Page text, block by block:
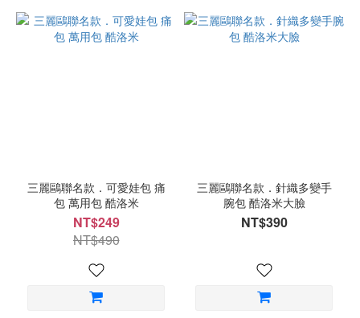
三麗鷗聯名款．可愛娃包 痛
包 萬用包 酷洛米
NT$249
NT$490
三麗鷗聯名款．針織多變手
腕包 酷洛米大臉
NT$390